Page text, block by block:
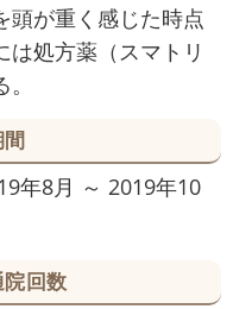
頭が重く感じた時点
は処方薬（スマトリ
年8月 ～ 2019年10
院回数